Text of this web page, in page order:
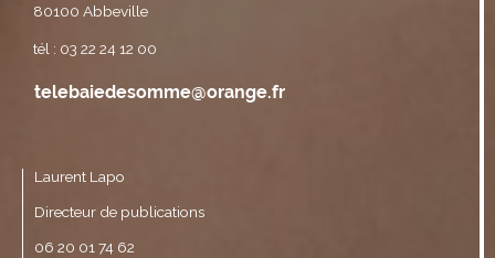
80100 Abbeville
tél : 03 22 24 12 00
Laurent Lapo
Directeur de publications
06 20 01 74 62